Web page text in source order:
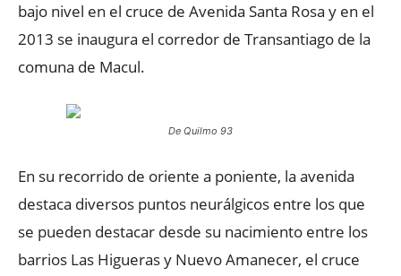
bajo nivel en el cruce de Avenida Santa Rosa y en el
2013 se inaugura el corredor de Transantiago de la
comuna de Macul.
De Quilmo 93
En su recorrido de oriente a poniente, la avenida
destaca diversos puntos neurálgicos entre los que
se pueden destacar desde su nacimiento entre los
barrios Las Higueras y Nuevo Amanecer, el cruce